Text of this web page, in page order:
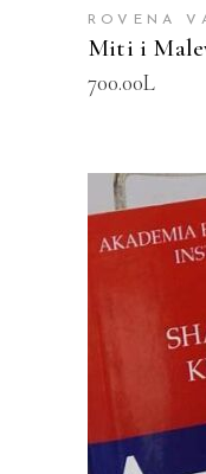
ROVENA
Miti i
700.00L